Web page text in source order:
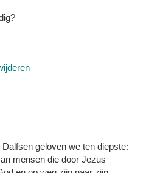
geloven we ten diepste:
mensen die door Jezus